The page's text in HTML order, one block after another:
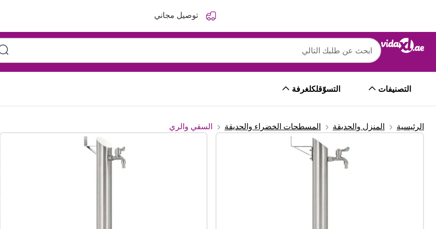
توصيل مجاني
التصنيفات التسوّقلكلغرفة
الرئيسية المنزل والحديقة المسطحات الخضراء والحديقة السقي والري